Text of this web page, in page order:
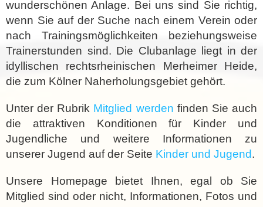
wunderschönen Anlage. Bei uns sind Sie richtig,
wenn Sie auf der Suche nach einem Verein oder
nach Trainingsmöglichkeiten beziehungsweise
Trainerstunden sind. Die Clubanlage liegt in der
idyllischen rechtsrheinischen Merheimer Heide,
die zum Kölner Naherholungsgebiet gehört.
Unter der Rubrik Mitglied werden finden Sie auch
die attraktiven Konditionen für Kinder und
Jugendliche und weitere Informationen zu
unserer Jugend auf der Seite Kinder und Jugend.
Unsere Homepage bietet Ihnen, egal ob Sie
Mitglied sind oder nicht, Informationen, Fotos und